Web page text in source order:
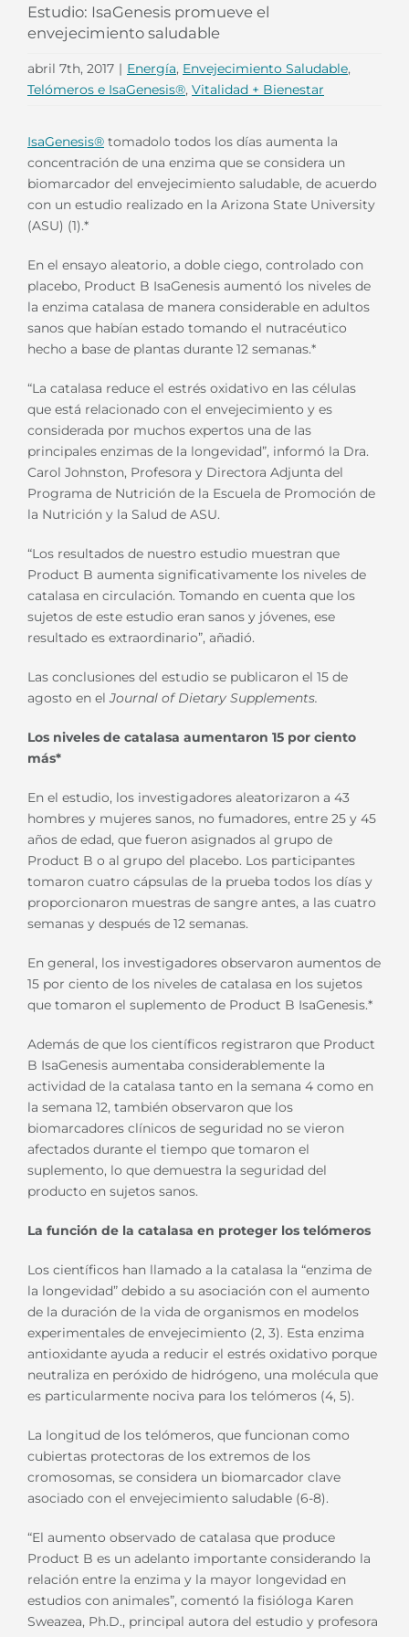
Estudio: IsaGenesis promueve el
envejecimiento saludable
abril 7th, 2017 | Energía, Envejecimiento Saludable,
Telómeros e IsaGenesis®, Vitalidad + Bienestar
IsaGenesis® tomadolo todos los días aumenta la
concentración de una enzima que se considera un
biomarcador del envejecimiento saludable, de acuerdo
con un estudio realizado en la Arizona State University
(ASU) (1).*
En el ensayo aleatorio, a doble ciego, controlado con
placebo, Product B IsaGenesis aumentó los niveles de
la enzima catalasa de manera considerable en adultos
sanos que habían estado tomando el nutracéutico
hecho a base de plantas durante 12 semanas.*
“La catalasa reduce el estrés oxidativo en las células
que está relacionado con el envejecimiento y es
considerada por muchos expertos una de las
principales enzimas de la longevidad”, informó la Dra.
Carol Johnston, Profesora y Directora Adjunta del
Programa de Nutrición de la Escuela de Promoción de
la Nutrición y la Salud de ASU.
“Los resultados de nuestro estudio muestran que
Product B aumenta significativamente los niveles de
catalasa en circulación. Tomando en cuenta que los
sujetos de este estudio eran sanos y jóvenes, ese
resultado es extraordinario”, añadió.
Las conclusiones del estudio se publicaron el 15 de
agosto en elJournal of Dietary Supplements.
Los niveles de catalasa aumentaron 15 por ciento
más*
En el estudio, los investigadores aleatorizaron a 43
hombres y mujeres sanos, no fumadores, entre 25 y 45
años de edad, que fueron asignados al grupo de
Product B o al grupo del placebo. Los participantes
tomaron cuatro cápsulas de la prueba todos los días y
proporcionaron muestras de sangre antes, a las cuatro
semanas y después de 12 semanas.
En general, los investigadores observaron aumentos de
15 por ciento de los niveles de catalasa en los sujetos
que tomaron el suplemento de Product B IsaGenesis.*
Además de que los científicos registraron que Product
B IsaGenesis aumentaba considerablemente la
actividad de la catalasa tanto en la semana 4 como en
la semana 12, también observaron que los
biomarcadores clínicos de seguridad no se vieron
afectados durante el tiempo que tomaron el
suplemento, lo que demuestra la seguridad del
producto en sujetos sanos.
La función de la catalasa en proteger los telómeros
Los científicos han llamado a la catalasa la “enzima de
la longevidad” debido a su asociación con el aumento
de la duración de la vida de organismos en modelos
experimentales de envejecimiento (2, 3). Esta enzima
antioxidante ayuda a reducir el estrés oxidativo porque
neutraliza en peróxido de hidrógeno, una molécula que
es particularmente nociva para los telómeros (4, 5).
La longitud de los telómeros, que funcionan como
cubiertas protectoras de los extremos de los
cromosomas, se considera un biomarcador clave
asociado con el envejecimiento saludable (6-8).
“El aumento observado de catalasa que produce
Product B es un adelanto importante considerando la
relación entre la enzima y la mayor longevidad en
estudios con animales”, comentó la fisióloga Karen
Sweazea, Ph.D., principal autora del estudio y profesora